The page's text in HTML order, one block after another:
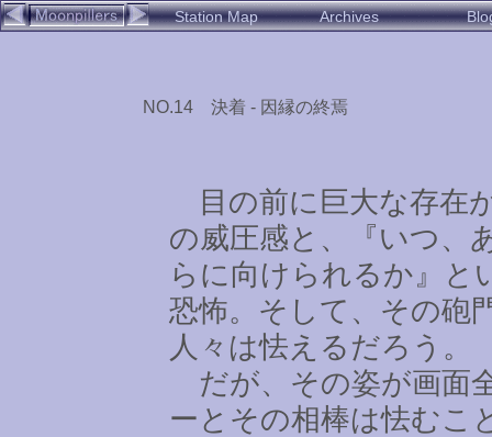
Station Map Archives
NO.14 決着 - 因縁の終焉
目の前に巨大な存在
の威圧感と、『いつ、
らに向けられるか』と
恐怖。そして、その砲
人々は怯えるだろう。
だが、その姿が画面
ーとその相棒は怯むこ